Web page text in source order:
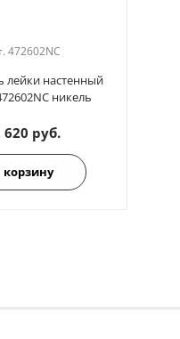
472602NC
лейки настенный
никель
620 руб.
корзину